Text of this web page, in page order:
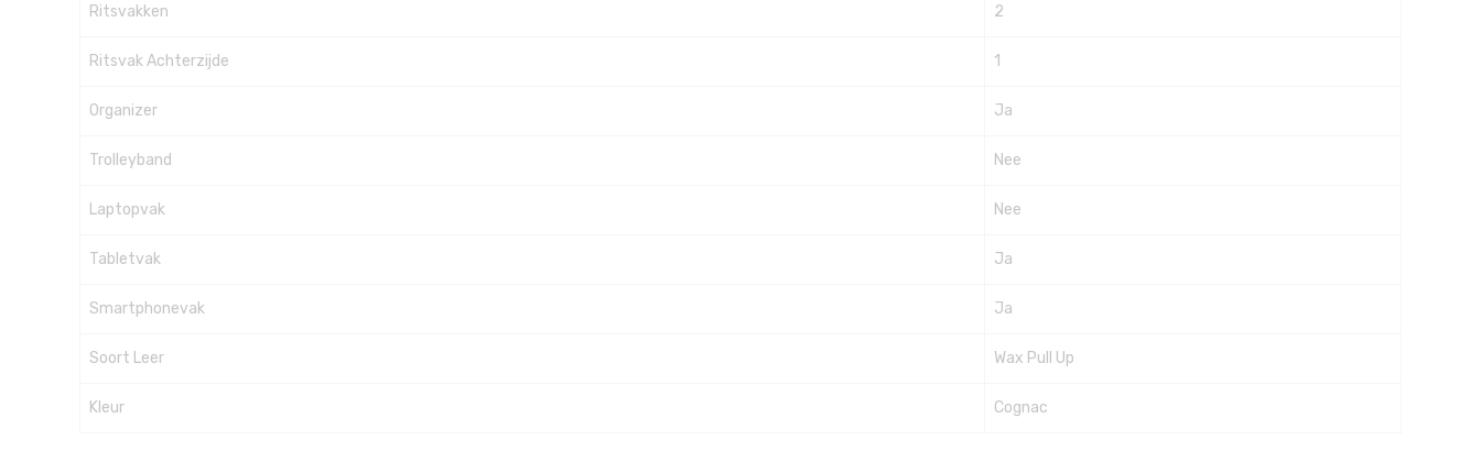
Ritsvakken 2
Ritsvak Achterzijde 1
Organizer Ja
Trolleyband Nee
Laptopvak Nee
Tabletvak Ja
Smartphonevak Ja
Soort Leer Wax Pull Up
Kleur Cognac